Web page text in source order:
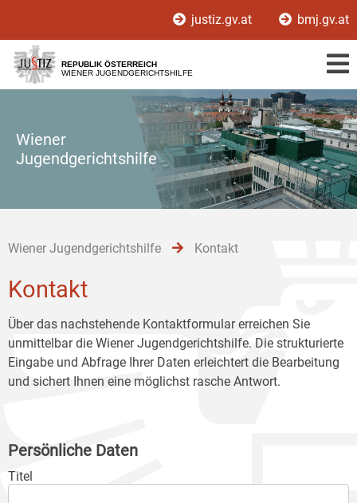
[1]
[2]
[3]
justiz.gv.at bmj.gv.at
REPUBLIK ÖSTERREICH
WIENER JUGENDGERICHTSHILFE
Wiener
Jugendgerichtshilfe
Wiener Jugendgerichtshilfe Kontakt
Kontakt
Über das nachstehende Kontaktformular erreichen Sie
unmittelbar die Wiener Jugendgerichtshilfe. Die strukturierte
Eingabe und Abfrage Ihrer Daten erleichtert die Bearbeitung
und sichert Ihnen eine möglichst rasche Antwort.
Persönliche Daten
Titel